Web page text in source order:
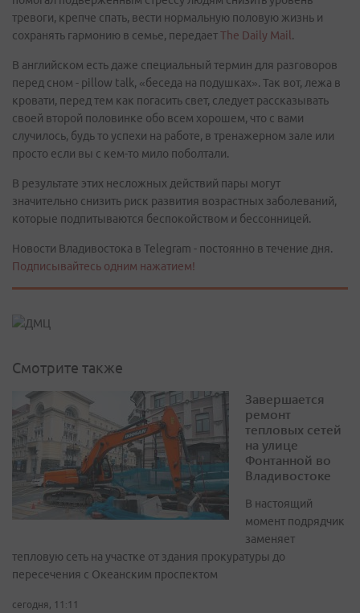
тревоги, крепче спать, вести нормальную половую жизнь и
сохранять гармонию в семье, передаетThe Daily Mail .
В английском есть даже специальный термин для разговоров
перед сном - pillow talk, «беседа на подушках». Так вот, лежа в
кровати, перед тем как погасить свет, следует рассказывать
своей второй половинке обо всем хорошем, что с вами
случилось, будь то успехи на работе, в тренажерном зале или
просто если вы с кем-то мило поболтали.
В результате этих несложных действий пары могут
значительно снизить риск развития возрастных заболеваний,
которые подпитываются беспокойством и бессонницей.
Новости Владивостока в Telegram - постоянно в течение дня.
Подписывайтесь одним нажатием!
Смотрите также
Завершается
ремонт
тепловых сетей
на улице
Фонтанной во
Владивостоке
В настоящий
момент подрядчик
заменяет
тепловую сеть на участке от здания прокуратуры до
пересечения с Океанским проспектом
сегодня, 11:11